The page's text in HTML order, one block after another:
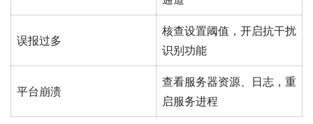
误报过多
核查设置阈值，开启抗干扰
识别功能
平台崩溃
查看服务器资源、日志，重
启服务进程